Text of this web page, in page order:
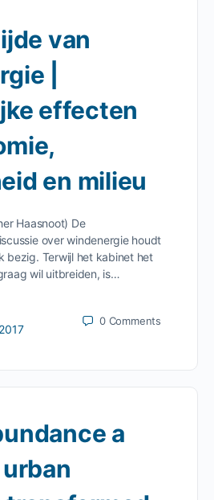
van
|
effecten
en milieu
Haasnoot) De
over windenergie houdt
bezig. Terwijl het kabinet het
wil uitbreiden, is…
0 Comments
a